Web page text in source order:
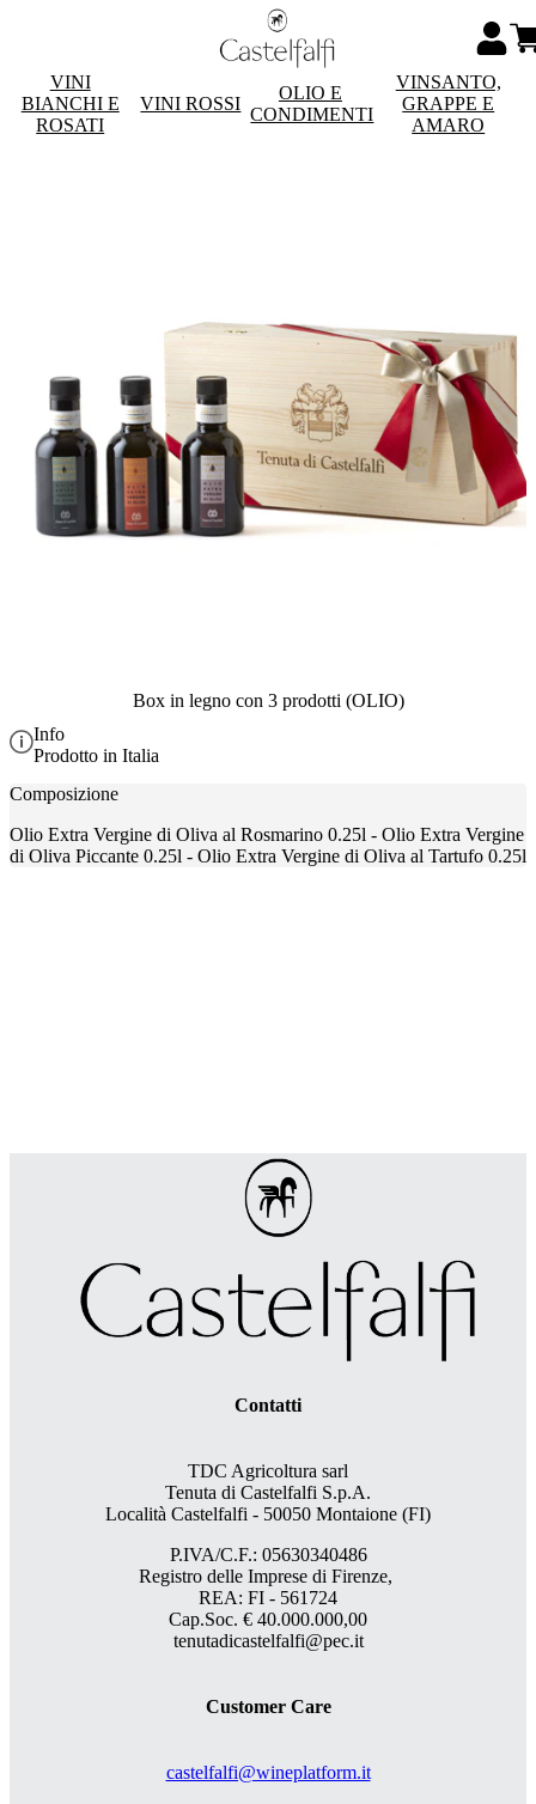
VINI
BIANCHI E
ROSATI
VINI ROSSI
OLIO E
CONDIMENTI
VINSANTO,
GRAPPE E
AMARO
Box in legno con 3 prodotti (OLIO)
Info
Prodotto in Italia
Composizione
Olio Extra Vergine di Oliva al Rosmarino 0.25l - Olio Extra Vergine
di Oliva Piccante 0.25l - Olio Extra Vergine di Oliva al Tartufo 0.25l
Contatti
TDC Agricoltura sarl
Tenuta di Castelfalfi S.p.A.
Località Castelfalfi - 50050 Montaione (FI)
P.IVA/C.F.: 05630340486
Registro delle Imprese di Firenze,
REA: FI - 561724
Cap.Soc. € 40.000.000,00
tenutadicastelfalfi@pec.it
Customer Care
castelfalfi@wineplatform.it